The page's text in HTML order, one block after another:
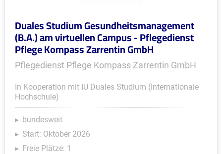
Duales Studium Gesundheitsmanagement
(B.A.) am virtuellen Campus - Pflegedienst
Pflege Kompass Zarrentin GmbH
Pflegedienst Pflege Kompass Zarrentin GmbH
In Kooperation mit IU Duales Studium (Internationale
Hochschule)
bundesweit
Start: Oktober 2026
Freie Plätze: 1